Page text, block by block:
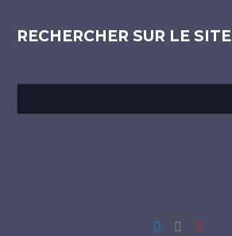
RECHERCHER SUR LE SITE